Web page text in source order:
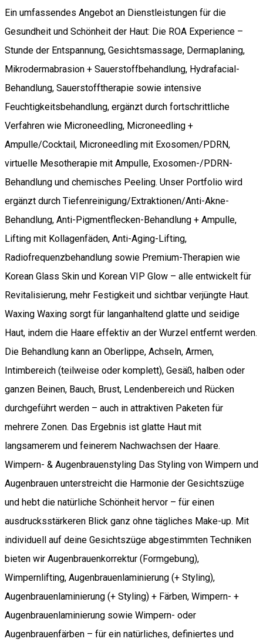
Ein umfassendes Angebot an Dienstleistungen für die
Gesundheit und Schönheit der Haut: Die ROA Experience –
Stunde der Entspannung, Gesichtsmassage, Dermaplaning,
Mikrodermabrasion + Sauerstoffbehandlung, Hydrafacial-
Behandlung, Sauerstofftherapie sowie intensive
Feuchtigkeitsbehandlung, ergänzt durch fortschrittliche
Verfahren wie Microneedling, Microneedling +
Ampulle/Cocktail, Microneedling mit Exosomen/PDRN,
virtuelle Mesotherapie mit Ampulle, Exosomen-/PDRN-
Behandlung und chemisches Peeling. Unser Portfolio wird
ergänzt durch Tiefenreinigung/Extraktionen/Anti-Akne-
Behandlung, Anti-Pigmentflecken-Behandlung + Ampulle,
Lifting mit Kollagenfäden, Anti-Aging-Lifting,
Radiofrequenzbehandlung sowie Premium-Therapien wie
Korean Glass Skin und Korean VIP Glow – alle entwickelt für
Revitalisierung, mehr Festigkeit und sichtbar verjüngte Haut.
Waxing Waxing sorgt für langanhaltend glatte und seidige
Haut, indem die Haare effektiv an der Wurzel entfernt werden.
Die Behandlung kann an Oberlippe, Achseln, Armen,
Intimbereich (teilweise oder komplett), Gesäß, halben oder
ganzen Beinen, Bauch, Brust, Lendenbereich und Rücken
durchgeführt werden – auch in attraktiven Paketen für
mehrere Zonen. Das Ergebnis ist glatte Haut mit
langsamerem und feinerem Nachwachsen der Haare.
Wimpern- & Augenbrauenstyling Das Styling von Wimpern und
Augenbrauen unterstreicht die Harmonie der Gesichtszüge
und hebt die natürliche Schönheit hervor – für einen
ausdrucksstärkeren Blick ganz ohne tägliches Make-up. Mit
individuell auf deine Gesichtszüge abgestimmten Techniken
bieten wir Augenbrauenkorrektur (Formgebung),
Wimpernlifting, Augenbrauenlaminierung (+ Styling),
Augenbrauenlaminierung (+ Styling) + Färben, Wimpern- +
Augenbrauenlaminierung sowie Wimpern- oder
Augenbrauenfärben – für ein natürliches, definiertes und